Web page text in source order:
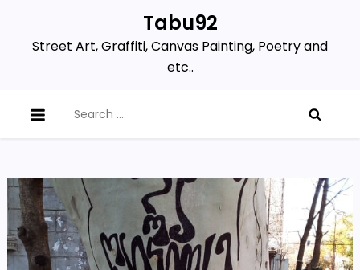
content
Tabu92
Street Art, Graffiti, Canvas Painting, Poetry and
etc..
for: